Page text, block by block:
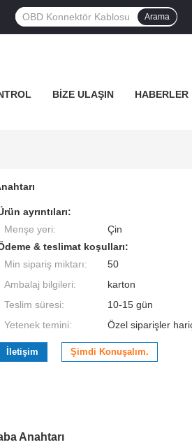
Arama
BIZE ULAŞIN HABERLER
ayrıntıları:
Menşe yeri:
Çin
& teslimat koşulları:
Min sipariş miktarı:
50
Ambalaj bilgileri:
karton
Teslim süresi:
10-15 gün
Yetenek temini:
Özel siparişler
İletişim Şimdi Konuşalım.
Anahtarı